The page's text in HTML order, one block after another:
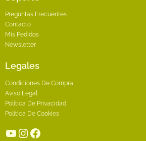
Preguntas Frecuentes
Contacto
Mis Pedidos
Newsletter
Legales
Condiciones De Compra
Aviso Legal
Política De Privacidad
Política De Cookies
YouTube
Instagram
Facebook